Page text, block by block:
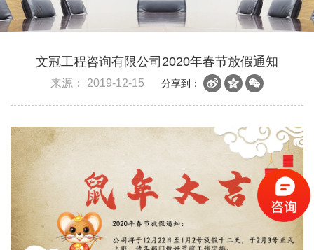
文冠工程咨询有限公司2020年春节放假通知
来源： 2019-12-15 分享到：